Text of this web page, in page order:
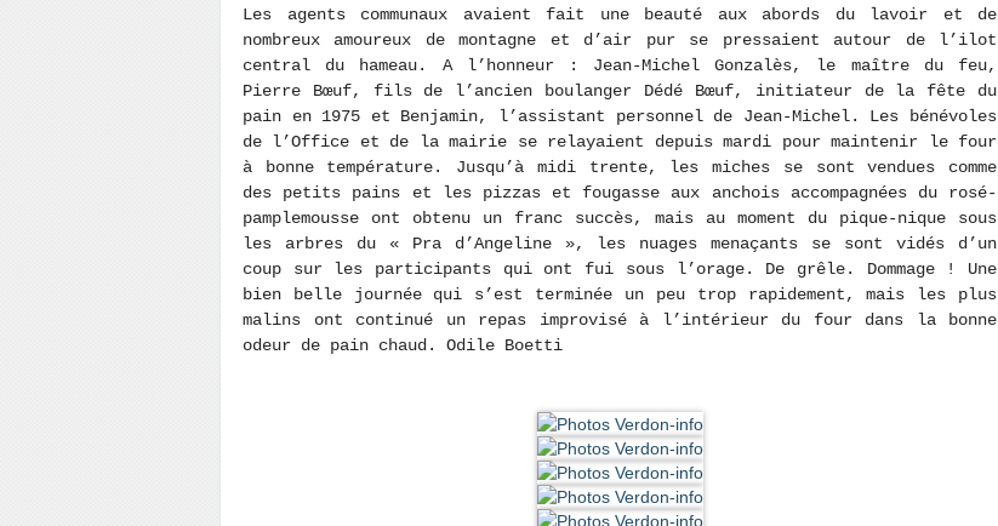
Les agents communaux avaient fait une beauté aux abords du lavoir et de
nombreux amoureux de montagne et d’air pur se pressaient autour de l’ilot
central du hameau. A l’honneur : Jean-Michel Gonzalès, le maître du feu,
Pierre Bœuf, fils de l’ancien boulanger Dédé Bœuf, initiateur de la fête du
pain en 1975 et Benjamin, l’assistant personnel de Jean-Michel. Les bénévoles
de l’Office et de la mairie se relayaient depuis mardi pour maintenir le four
à bonne température. Jusqu’à midi trente, les miches se sont vendues comme
des petits pains et les pizzas et fougasse aux anchois accompagnées du rosé-
pamplemousse ont obtenu un franc succès, mais au moment du pique-nique sous
les arbres du « Pra d’Angeline », les nuages menaçants se sont vidés d’un
coup sur les participants qui ont fui sous l’orage. De grêle. Dommage ! Une
bien belle journée qui s’est terminée un peu trop rapidement, mais les plus
malins ont continué un repas improvisé à l’intérieur du four dans la bonne
odeur de pain chaud. Odile Boetti